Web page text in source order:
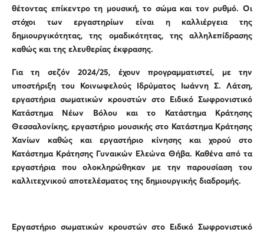
θέτοντας επίκεντρο τη μουσική, το σώμα και τον ρυθμό. Οι
στόχοι των εργαστηρίων είναι η καλλιέργεια της
δημιουργικότητας, της ομαδικότητας, της αλληλεπίδρασης
καθώς και της ελευθερίας έκφρασης.
Για τη σεζόν 2024/25, έχουν προγραμματιστεί, με την
υποστήριξη του Κοινωφελούς Ιδρύματος Ιωάννη Σ. Λάτση,
εργαστήρια σωματικών κρουστών στο Ειδικό Σωφρονιστικό
Κατάστημα Νέων Βόλου και το Κατάστημα Κράτησης
Θεσσαλονίκης, εργαστήριο μουσικής στο Κατάστημα Κράτησης
Χανίων καθώς και εργαστήριο κίνησης και χορού στο
Κατάστημα Κράτησης Γυναικών Ελεώνα Θήβα. Καθένα από τα
εργαστήρια που ολοκληρώθηκαν με την παρουσίαση του
καλλιτεχνικού αποτελέσματος της δημιουργικής διαδρομής.
Εργαστήριο σωματικών κρουστών στο Ειδικό Σωφρονιστικό